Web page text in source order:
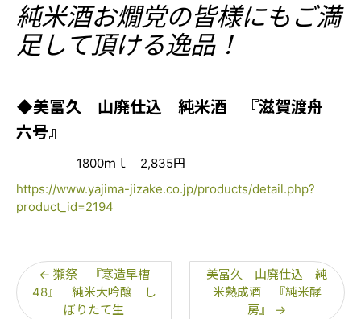
純米酒お燗党の皆様にもご満
足して頂ける逸品！
◆美冨久 山廃仕込 純米酒 『滋賀渡舟
六号』
1800ｍｌ 2,835円
https://www.yajima-jizake.co.jp/products/detail.php?
product_id=2194
← 獺祭 『寒造早槽
48』 純米大吟醸 し
ぼりたて生
美冨久 山廃仕込 純
米熟成酒 『純米酵
房』 →